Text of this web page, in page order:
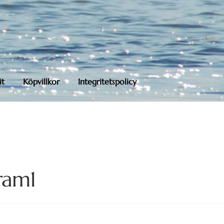
Köpvillkor Integritetspolicy